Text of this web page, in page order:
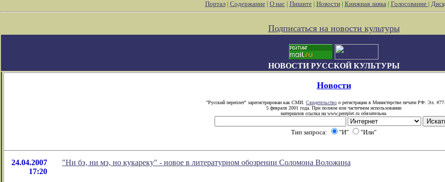
Портал| Содержание| О нас| Пишите| Новости| Книжная лавка| Голосование |
Подписаться на новости культуры
НОВОСТИ РУССКОЙ КУЛЬТУРЫ
Новости
"Русский переплет" зарегистрирован как СМИ. Свидетельство о регистрации в Министерстве печати РФ: Эл.
5 февраля 2001 года. При полном или частичном использовании
материалов ссылка на www.pereplet.ru обязательна.
Тип запроса: "И" "Или"
24.04.2007
17:20
"Ни бэ, ни мэ, но кукареку" - новое в литературном обозрении Соломона Воложина